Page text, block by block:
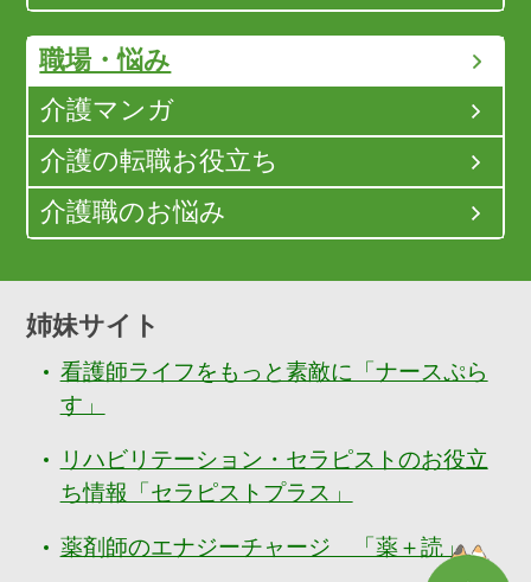
職場・悩み
介護マンガ
介護の転職お役立ち
介護職のお悩み
姉妹サイト
看護師ライフをもっと素敵に「ナースぷら
す」
リハビリテーション・セラピストのお役立
ち情報「セラピストプラス」
薬剤師のエナジーチャージ 「薬＋読」